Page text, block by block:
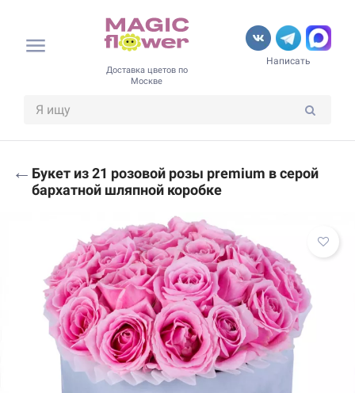
Доставка цветов по
Москве
Написать
← Букет из 21 розовой розы premium в серой
бархатной шляпной коробке